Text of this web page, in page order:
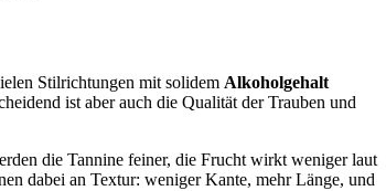
Stilrichtungen mit solidem Alkoholgehalt
ist aber auch die Qualität der Trauben und
die Tannine feiner, die Frucht wirkt weniger laut
dabei an Textur: weniger Kante, mehr Länge, und